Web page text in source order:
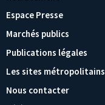
Espace Presse
Marchés publics
Publications légales
Les sites métropolitains
Nous contacter